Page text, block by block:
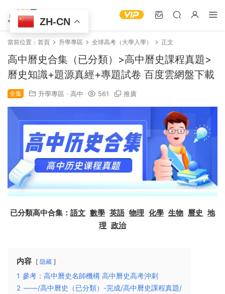
當前位置： 首頁 升學專區 全球高考（大學入學） 正文
高中曆史合集（已分類）>高中曆史課程真題>
曆史知識+題源真經+專題試卷 百度雲網盤下載
全集 升學專區 · 高中 561 推廣
已分類高中合集： 語文 數學 英語 物理 化學 生物 曆史 地
理 政治
内容 隐藏
1 參考：高中曆史名師機構 高中曆史高考沖刺
2 ——/高中曆史（已分類）-完成/高中曆史課程真題/
ZH-CN